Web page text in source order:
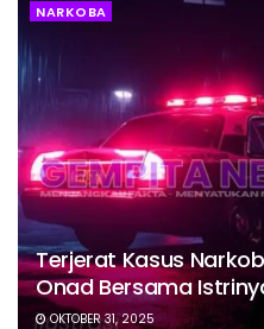
NARKOBA
Terjerat Kasus
Onad Bersama
OKTOBER 31, 2025